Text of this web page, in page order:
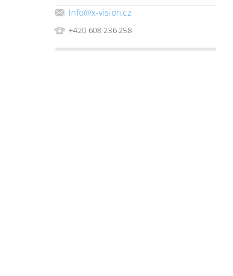
Info@x-vision.cz
+420 608 236 258